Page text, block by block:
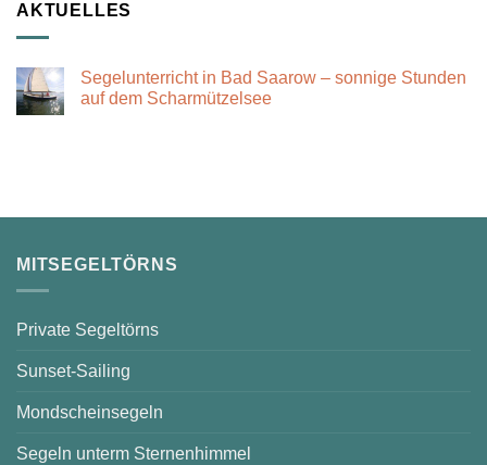
AKTUELLES
Segelunterricht in Bad Saarow – sonnige Stunden
auf dem Scharmützelsee
–
auf
dem
MITSEGELTÖRNS
Private Segeltörns
Sunset-Sailing
Mondscheinsegeln
Segeln unterm Sternenhimmel